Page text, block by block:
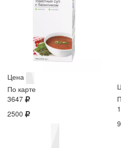
Цена
По карте
3647
2500